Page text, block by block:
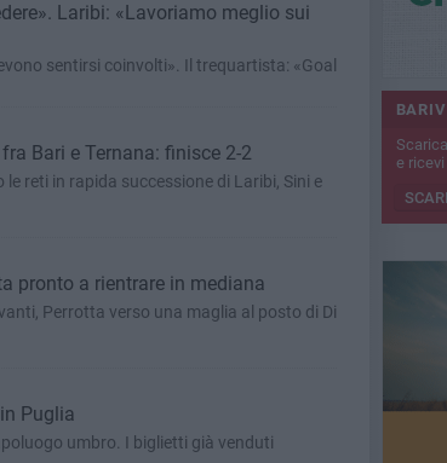
Laribi: «Lavoriamo meglio sui
sentirsi coinvolti». Il trequartista: «Goal
Bari e Ternana: finisce 2-2
reti in rapida successione di Laribi, Sini e
pronto a rientrare in mediana
Perrotta verso una maglia al posto di Di
Puglia
umbro. I biglietti già venduti
e